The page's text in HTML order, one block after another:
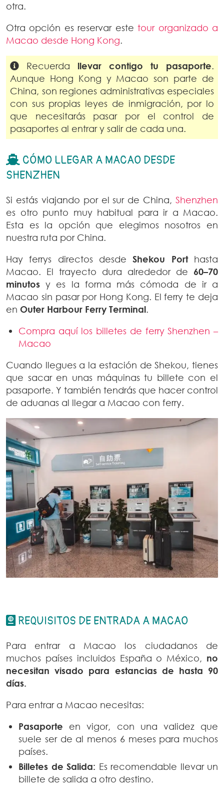
otra.
Otra opción es reservar estetour organizado a
Macao desde Hong Kong.
Recuerda llevar contigo tu pasaporte.
Aunque Hong Kong y Macao son parte de
China, son regiones administrativas especiales
con sus propias leyes de inmigración, por lo
que necesitarás pasar por el control de
pasaportes al entrar y salir de cada una.
CÓMO LLEGAR A MACAO DESDE
SHENZHEN
Si estás viajando por el sur de China, Shenzhen
es otro punto muy habitual para ir a Macao.
Esta es la opción que elegimos nosotros en
nuestra ruta por China.
Hay ferrys directos desdeShekou Porthasta
Macao. El trayecto dura alrededor de 60–70
minutos y es la forma más cómoda de ir a
Macao sin pasar por Hong Kong. El ferry te deja
en Outer Harbour Ferry Terminal.
Compra aquí los billetes de ferry Shenzhen –
Macao
Cuando llegues a la estación de Shekou, tienes
que sacar en unas máquinas tu billete con el
pasaporte. Y también tendrás que hacer control
de aduanas al llegar a Macao con ferry.
REQUISITOS DE ENTRADA A MACAO
Para entrar a Macao los ciudadanos de
muchos países incluidos España o México, no
necesitan visado para estancias de hasta 90
días.
Para entrar a Macao necesitas:
Pasaporte en vigor, con una validez que
suele ser de al menos 6 meses para muchos
países.
Billetes de Salida: Es recomendable llevar un
billete de salida a otro destino.